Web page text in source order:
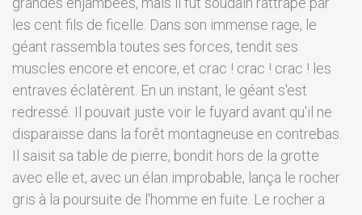
les cent fils de ficelle. Dans son immense rage, le
géant rassembla toutes ses forces, tendit ses
muscles encore et encore, et crac ! crac ! crac ! les
entraves éclatèrent. En un instant, le géant s'est
redressé. Il pouvait juste voir le fuyard avant qu'il ne
disparaisse dans la forêt montagneuse en contrebas.
Il saisit sa table de pierre, bondit hors de la grotte
avec elle et, avec un élan improbable, lança le rocher
gris à la poursuite de l'homme en fuite. Le rocher a